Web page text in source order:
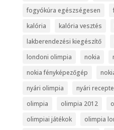
fogyókúra egészségesen
kalória
kalória vesztés
lakberendezési kiegészítő
londoni olimpia
nokia
nokia fényképezőgép
nyári olimpia
nyári
olimpia
olimpia 2012
olimpiai játékok
olimpia